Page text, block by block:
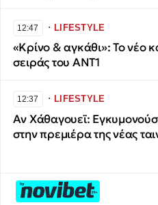
12:47 ∙LIFESTYLE
«Κρίνο & αγκάθι»: Το νέο
σειράς του ΑΝΤ1
12:37 ∙LIFESTYLE
Αν Χάθαγουεϊ:
στην πρεμιέρα της νέας